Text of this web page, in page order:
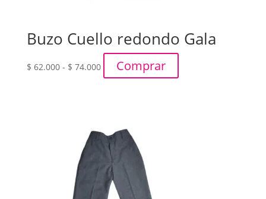
Buzo Cuello redondo Gala
$ 62.000 - $ 74.000 Rango
de
hasta
$ 74.000
Comprar